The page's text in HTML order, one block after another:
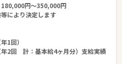
180,000円～350,000円
により決定します
1回）
年2回 計：基本給4ヶ月分）支給実績